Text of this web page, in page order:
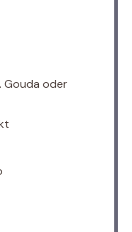
Gouda oder